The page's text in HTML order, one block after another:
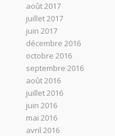
août 2017
juillet 2017
juin 2017
décembre 2016
octobre 2016
septembre 2016
août 2016
juillet 2016
juin 2016
mai 2016
avril 2016